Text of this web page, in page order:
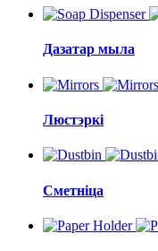
Дазатар мыла
Люстэркі
Сметніца